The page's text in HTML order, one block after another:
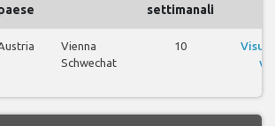
settimanali
Vienna
Schwechat
10